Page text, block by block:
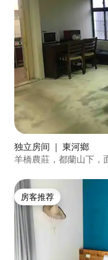
独立房间 ｜ 東河鄉
羊橋農莊，都蘭山下，
房客推荐
房客推荐